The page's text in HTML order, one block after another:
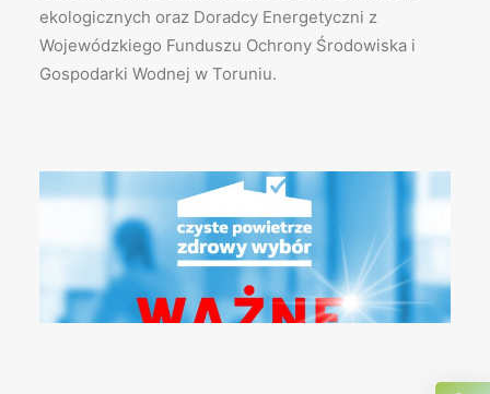
ekologicznych oraz Doradcy Energetyczni z
Wojewódzkiego Funduszu Ochrony Środowiska i
Gospodarki Wodnej w Toruniu.